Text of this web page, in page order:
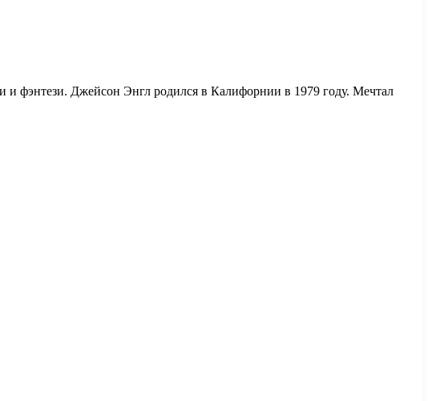
фэнтези. Джейсон Энгл родился в Калифорнии в 1979 году. Мечтал